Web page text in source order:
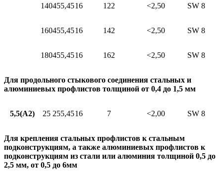
140455,4516 122 <2,50 SW 8
160455,4516 142 <2,50 SW 8
180455,4516 162 <2,50 SW 8
Для продольного стыкового соединения стальных и
алюминиевых профлистов толщиной от 0,4 до 1,5 мм
5,5(A2) 25 255,4516 7 <2,00 SW 8
Для крепления стальных профлистов к стальным
подконструкциям, а также алюминиевых профлистов к
подконструкциям из стали или алюминия толщиной 0,5 до
2,5 мм, от 0,5 до 6мм